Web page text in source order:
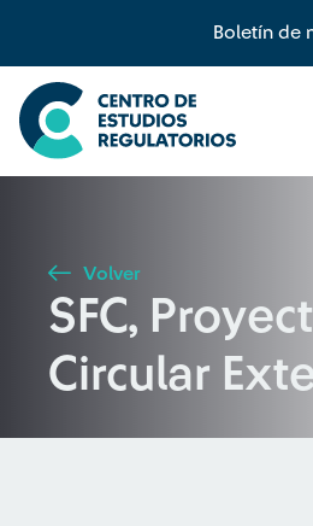
Boletín de
Búsqueda
Seleccione país
Buscar
Volver
SFC,
Circular